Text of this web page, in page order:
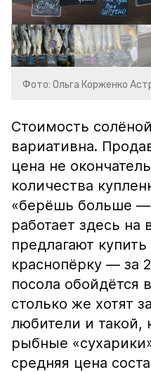
Фото: Ольга Корженко
Стоимость
вариативна.
цена не
количества
«берёшь больше
работает здесь на
предлагают
краснопёрку — за
посола обойдётся
столько же хотят
любители и такой,
рыбные
средняя цена